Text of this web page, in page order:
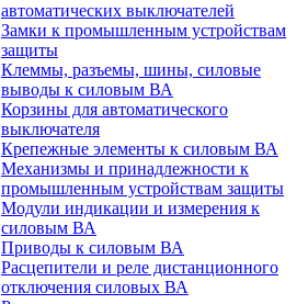
автоматических выключателей
Замки к промышленным устройствам
защиты
Клеммы, разъемы, шины, силовые
выводы к силовым ВА
Корзины для автоматического
выключателя
Крепежные элементы к силовым ВА
Механизмы и принадлежности к
промышленным устройствам защиты
Модули индикации и измерения к
силовым ВА
Приводы к силовым ВА
Расцепители и реле дистанционного
отключения силовых ВА